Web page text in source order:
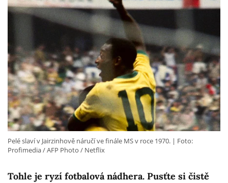
Tohle je ryzí fotbalová nádhera. Pusťte si čistě
Pelé slaví v Jairzinhově náručí ve finále MS v roce 1970.
Foto:
Profimedia / AFP Photo / Netflix